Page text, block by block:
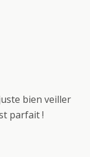
bien veiller
parfait !